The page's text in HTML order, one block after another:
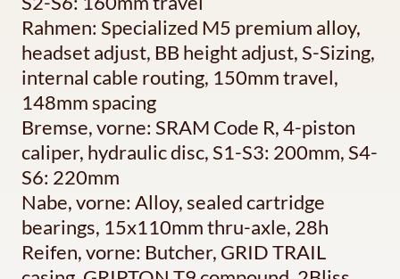
Rahmen: Specialized M5 premium alloy,
headset adjust, BB height adjust, S-Sizing,
internal cable routing, 150mm travel,
148mm spacing
Bremse, vorne: SRAM Code R, 4-piston
caliper, hydraulic disc, S1-S3: 200mm, S4-
S6: 220mm
Nabe, vorne: Alloy, sealed cartridge
bearings, 15x110mm thru-axle, 28h
Reifen, vorne: Butcher, GRID TRAIL